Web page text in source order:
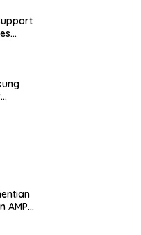
AMPI